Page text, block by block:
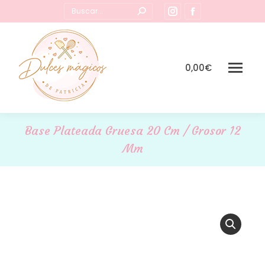
Buscar:
Instagram
page
new
page
in
0,00€
Base Plateada Gruesa 20 Cm / Grosor 12
Mm